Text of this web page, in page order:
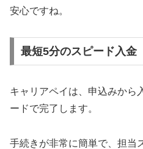
安心ですね。
最短5分のスピード入金
キャリアペイは、申込みから
ードで完了します。
手続きが非常に簡単で、担当